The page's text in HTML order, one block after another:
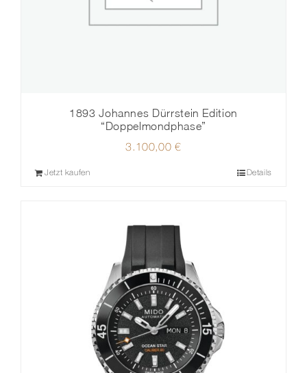
1893 Johannes Dürrstein Edition
“Doppelmondphase”
3.100,00€
Jetzt kaufen Details